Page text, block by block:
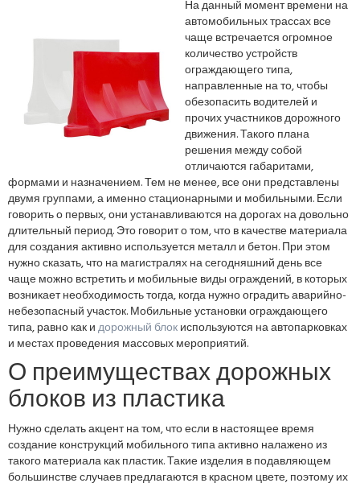
На данный момент времени на
автомобильных трассах все
чаще встречается огромное
количество устройств
ограждающего типа,
направленные на то, чтобы
обезопасить водителей и
прочих участников дорожного
движения. Такого плана
решения между собой
отличаются габаритами,
формами и назначением. Тем не менее, все они представлены
двумя группами, а именно стационарными и мобильными. Если
говорить о первых, они устанавливаются на дорогах на довольно
длительный период. Это говорит о том, что в качестве материала
для создания активно используется металл и бетон. При этом
нужно сказать, что на магистралях на сегодняшний день все
чаще можно встретить и мобильные виды ограждений, в которых
возникает необходимость тогда, когда нужно оградить аварийно-
небезопасный участок. Мобильные установки ограждающего
типа, равно как идорожный блокиспользуются на автопарковках
и местах проведения массовых мероприятий.
О преимуществах дорожных
блоков из пластика
Нужно сделать акцент на том, что если в настоящее время
создание конструкций мобильного типа активно налажено из
такого материала как пластик. Такие изделия в подавляющем
большинстве случаев предлагаются в красном цвете, поэтому их